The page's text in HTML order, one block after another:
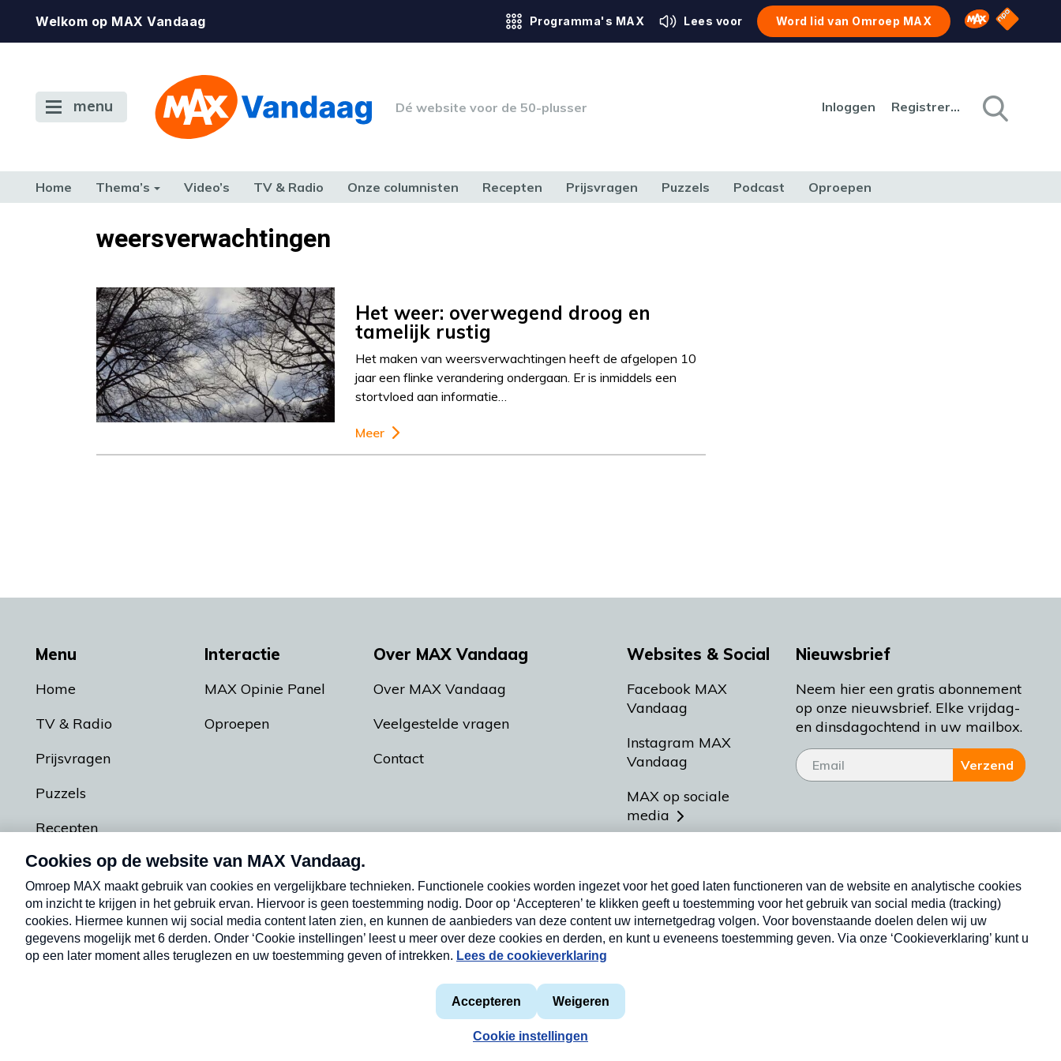
Welkom op MAX Vandaag Programma's MAX Lees voor Word lid van Omroep MAX Omroep MAX
NPO
menu Dé website voor de 50-plusser Inloggen Registreren
Home Thema’s Video’s TV & Radio Onze columnisten Recepten Prijsvragen Puzzels Podcast Oproepen
TERUG NAAR TOENweersverwachtingen
Het weer: overwegend droog en
tamelijk rustig
Het maken van weersverwachtingen heeft de afgelopen 10
jaar een flinke verandering ondergaan. Er is inmiddels een
stortvloed aan informatie…
Meer
Menu
Home
TV & Radio
Prijsvragen
Puzzels
Recepten
Podcasts
Interactie
MAX Opinie Panel
Oproepen
Over MAX Vandaag
Over MAX Vandaag
Veelgestelde vragen
Contact
Websites & Social
Facebook MAX
Vandaag
Instagram MAX
Vandaag
MAX op sociale
media
Meldpunt Actueel
Heel Holland Bakt
Nieuwsbrief
Neem hier een gratis abonnement
op onze nieuwsbrief. Elke vrijdag-
en dinsdagochtend in uw mailbox.
Verzend
Privacyverklaring
Cookieverklaring
Nieuwsbrief
Neem hier een gratis abonnement op onze